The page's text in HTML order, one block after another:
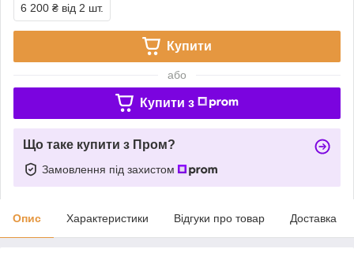
6 200 ₴ від 2 шт.
Купити
або
Купити з
Що таке купити з Пром?
Замовлення під захистом
Опис Характеристики Відгуки про товар Доставка